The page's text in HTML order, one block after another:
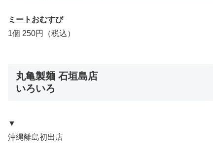
ミートおむすび
1個 250円（税込）
丸亀製麺 石垣島店
いろいろ
▼
沖縄離島初出店